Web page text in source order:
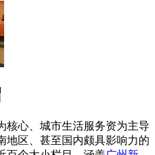
核心、城市生活服务资为主导
地区、甚至国内颇具影响力的